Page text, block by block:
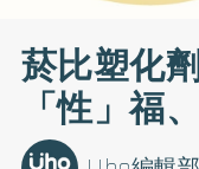
菸比塑化
「性」福